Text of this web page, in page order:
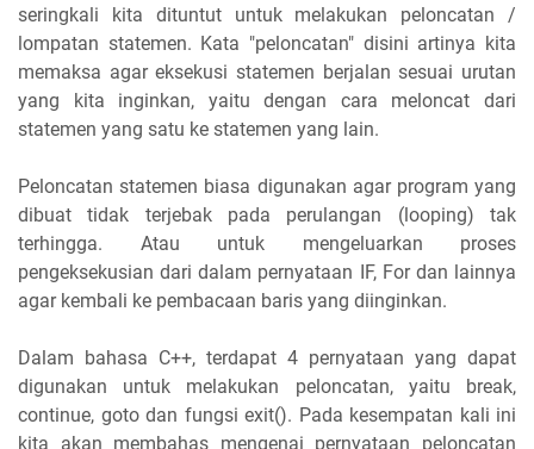
seringkali kita dituntut untuk melakukan peloncatan /
lompatan statemen. Kata "peloncatan" disini artinya kita
memaksa agar eksekusi statemen berjalan sesuai urutan
yang kita inginkan, yaitu dengan cara meloncat dari
statemen yang satu ke statemen yang lain.
Peloncatan statemen biasa digunakan agar program yang
dibuat tidak terjebak pada perulangan (looping) tak
terhingga. Atau untuk mengeluarkan proses
pengeksekusian dari dalam pernyataan IF, For dan lainnya
agar kembali ke pembacaan baris yang diinginkan.
Dalam bahasa C++, terdapat 4 pernyataan yang dapat
digunakan untuk melakukan peloncatan, yaitu break,
continue, goto dan fungsi exit(). Pada kesempatan kali ini
kita akan membahas mengenai pernyataan peloncatan